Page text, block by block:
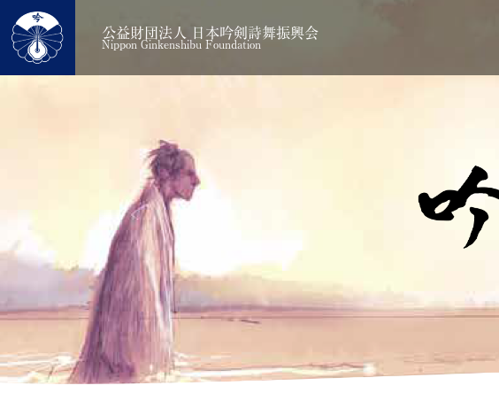
公益財団法人 日本吟剣詩舞振興会
Nippon Ginkenshibu Foundation